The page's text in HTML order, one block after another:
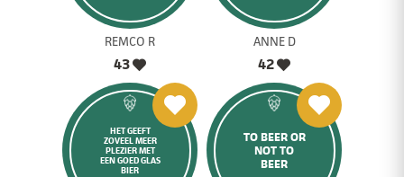
REMCO R
43
ANNE D
42
HET GEEFT
ZOVEEL MEER
PLEZIER MET
EEN GOED GLAS
BIER
TO BEER OR
NOT TO
BEER